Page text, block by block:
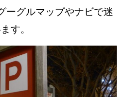
ーグルマップやナビで迷
す。